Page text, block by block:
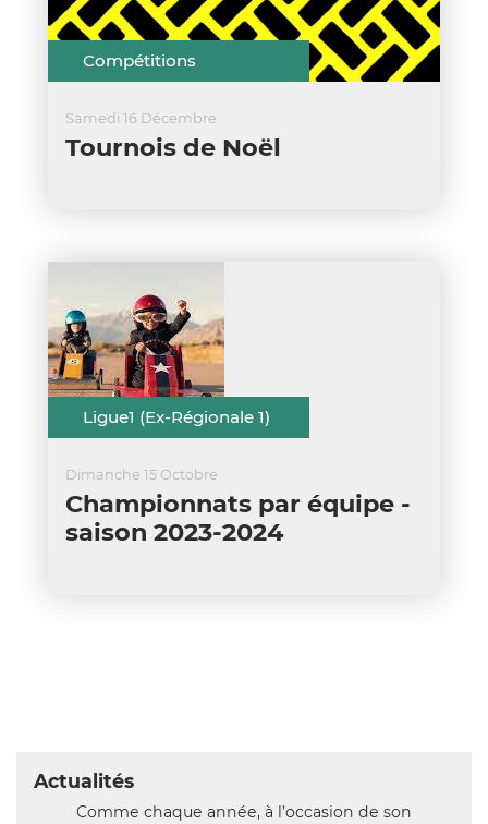
Compétitions
Samedi 16 Décembre
Tournois de Noël
Ligue1 (Ex-Régionale 1)
Dimanche 15 Octobre
Championnats par équipe -
saison 2023-2024
Actualités
Comme chaque année, à l’occasion de son